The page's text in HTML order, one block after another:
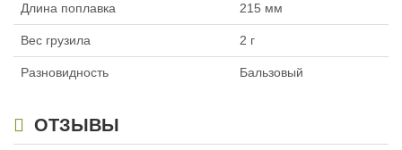
Длина поплавка 215 мм
Вес грузила 2 г
Разновидность Бальзовый
ОТЗЫВЫ